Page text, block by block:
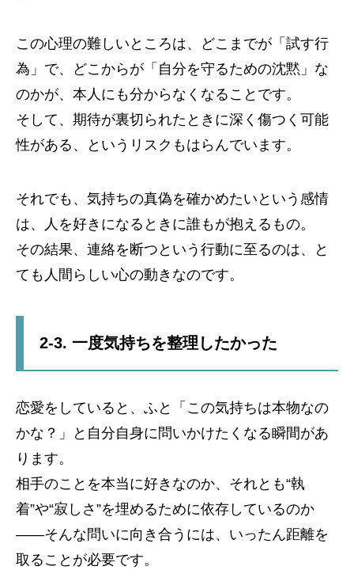
この心理の難しいところは、どこまでが「試す行
為」で、どこからが「自分を守るための沈黙」な
のかが、本人にも分からなくなることです。
そして、期待が裏切られたときに深く傷つく可能
性がある、というリスクもはらんでいます。
それでも、気持ちの真偽を確かめたいという感情
は、人を好きになるときに誰もが抱えるもの。
その結果、連絡を断つという行動に至るのは、と
ても人間らしい心の動きなのです。
2-3. 一度気持ちを整理したかった
恋愛をしていると、ふと「この気持ちは本物なの
かな？」と自分自身に問いかけたくなる瞬間があ
ります。
相手のことを本当に好きなのか、それとも“執
着”や“寂しさ”を埋めるために依存しているのか
――そんな問いに向き合うには、いったん距離を
取ることが必要です。